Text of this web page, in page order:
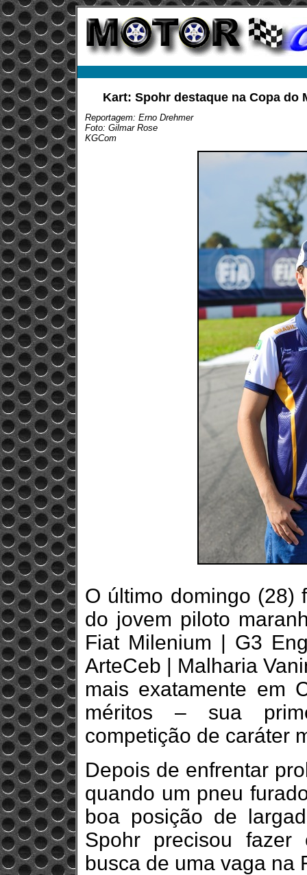
Kart: Spohr destaque na Copa do
Reportagem: Erno Drehmer
Foto: Gilmar Rose
KGCom
O último domingo (28)
do jovem piloto
Fiat Milenium | G3
ArteCeb | Malharia
mais exatamente em
méritos – sua
competição de caráter
Depois de enfrentar
quando um pneu
boa posição de
Spohr precisou fazer
busca de uma vaga na